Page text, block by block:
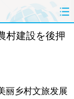
経済
写真
村建設を後押